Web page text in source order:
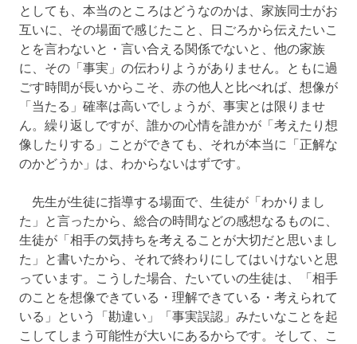
としても、本当のところはどうなのかは、家族同士がお
互いに、その場面で感じたこと、日ごろから伝えたいこ
とを言わないと・言い合える関係でないと、他の家族
に、その「事実」の伝わりようがありません。ともに過
ごす時間が長いからこそ、赤の他人と比べれば、想像が
「当たる」確率は高いでしょうが、事実とは限りませ
ん。繰り返しですが、誰かの心情を誰かが「考えたり想
像したりする」ことができても、それが本当に「正解な
のかどうか」は、わからないはずです。
先生が生徒に指導する場面で、生徒が「わかりまし
た」と言ったから、総合の時間などの感想なるものに、
生徒が「相手の気持ちを考えることが大切だと思いまし
た」と書いたから、それで終わりにしてはいけないと思
っています。こうした場合、たいていの生徒は、「相手
のことを想像できている・理解できている・考えられて
いる」という「勘違い」「事実誤認」みたいなことを起
こしてしまう可能性が大いにあるからです。そして、こ